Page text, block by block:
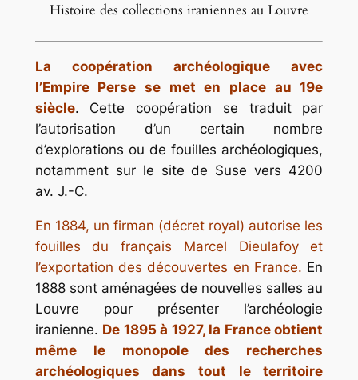
Histoire des collections iraniennes au Louvre
La coopération archéologique avec
l’Empire Perse se met en place au 19e
siècle. Cette coopération se traduit par
l’autorisation d’un certain nombre
d’explorations ou de fouilles archéologiques,
notamment sur le site de Suse vers 4200
av. J.-C.
En 1884, un firman (décret royal) autorise les
fouilles du français Marcel Dieulafoy et
l’exportation des découvertes en France. En
1888 sont aménagées de nouvelles salles au
Louvre pour présenter l’archéologie
iranienne. De 1895 à 1927, la France obtient
même le monopole des recherches
archéologiques dans tout le territoire